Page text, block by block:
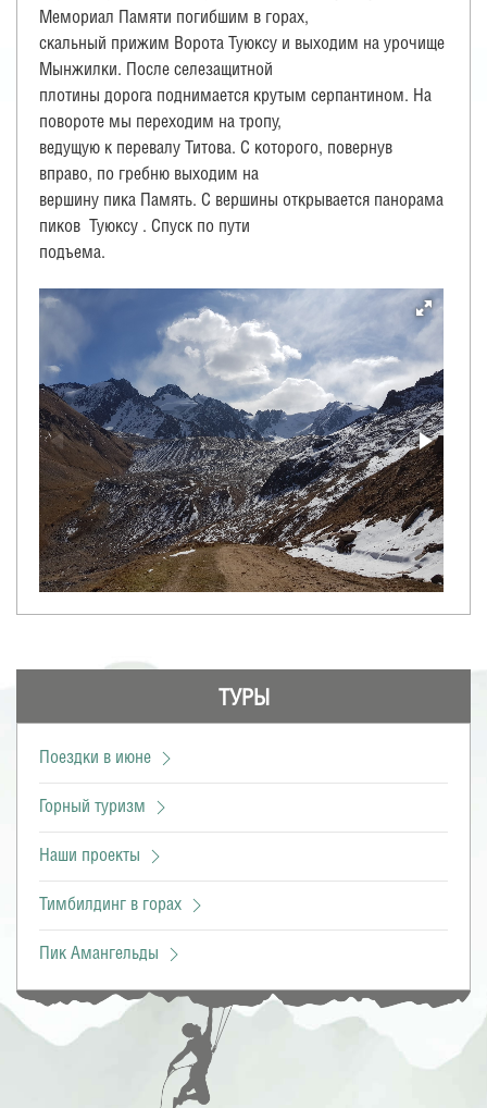
Мемориал Памяти погибшим в горах,
скальный прижим Ворота Туюксу и выходим на урочище
Мынжилки. После селезащитной
плотины дорога поднимается крутым серпантином. На
повороте мы переходим на тропу,
ведущую к перевалу Титова. С которого, повернув
вправо, по гребню выходим на
вершину пика Память. С вершины открывается панорама
пиков Туюксу . Спуск по пути
подъема.
ТУРЫ
Поездки в июне
Горный туризм
Наши проекты
Тимбилдинг в горах
Пик Амангельды